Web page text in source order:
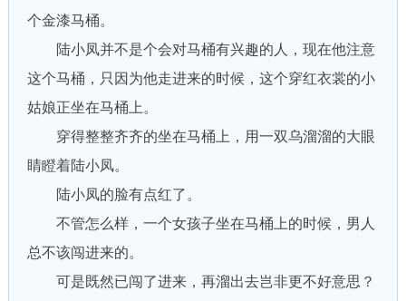
个金漆马桶。
陆小凤并不是个会对马桶有兴趣的人，现在他注意
这个马桶，只因为他走进来的时候，这个穿红衣裳的小
姑娘正坐在马桶上。
穿得整整齐齐的坐在马桶上，用一双乌溜溜的大眼
睛瞪着陆小凤。
陆小凤的脸有点红了。
不管怎么样，一个女孩子坐在马桶上的时候，男人
总不该闯进来的。
可是既然已闯了进来，再溜出去岂非更不好意思？